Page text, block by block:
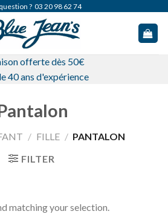
? 03 20 98 62 74
offerte dès 50€
40 ans d'expérience
/ FILLE / PANTALON
FILTER
matching your selection.